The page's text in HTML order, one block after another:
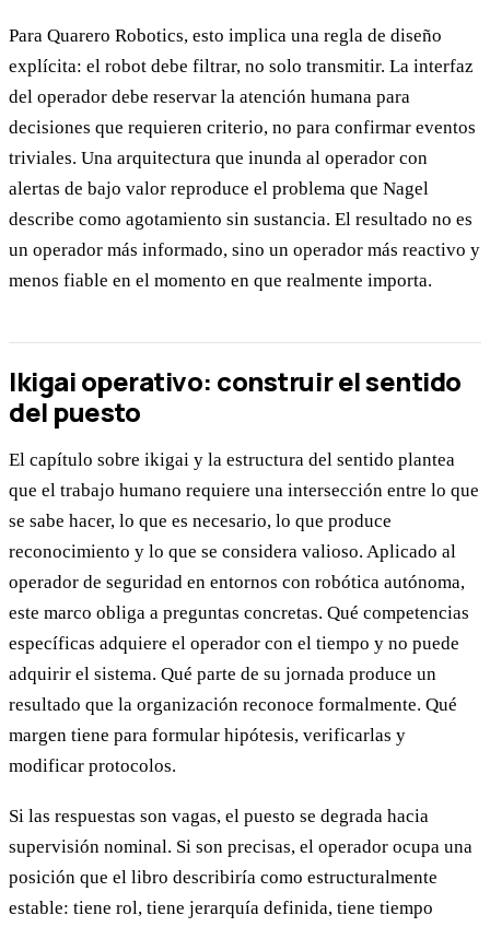
Para Quarero Robotics, esto implica una regla de diseño
explícita: el robot debe filtrar, no solo transmitir. La interfaz
del operador debe reservar la atención humana para
decisiones que requieren criterio, no para confirmar eventos
triviales. Una arquitectura que inunda al operador con
alertas de bajo valor reproduce el problema que Nagel
describe como agotamiento sin sustancia. El resultado no es
un operador más informado, sino un operador más reactivo y
menos fiable en el momento en que realmente importa.
Ikigai operativo: construir el sentido
del puesto
El capítulo sobre ikigai y la estructura del sentido plantea
que el trabajo humano requiere una intersección entre lo que
se sabe hacer, lo que es necesario, lo que produce
reconocimiento y lo que se considera valioso. Aplicado al
operador de seguridad en entornos con robótica autónoma,
este marco obliga a preguntas concretas. Qué competencias
específicas adquiere el operador con el tiempo y no puede
adquirir el sistema. Qué parte de su jornada produce un
resultado que la organización reconoce formalmente. Qué
margen tiene para formular hipótesis, verificarlas y
modificar protocolos.
Si las respuestas son vagas, el puesto se degrada hacia
supervisión nominal. Si son precisas, el operador ocupa una
posición que el libro describiría como estructuralmente
estable: tiene rol, tiene jerarquía definida, tiene tiempo